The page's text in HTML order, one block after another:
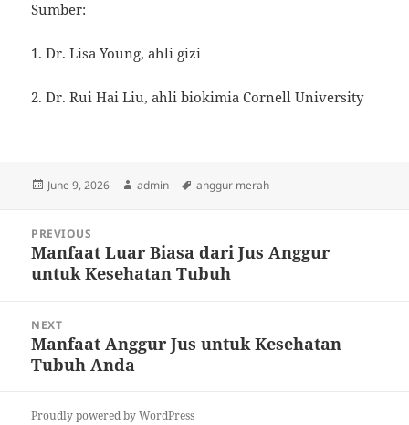
Sumber:
1. Dr. Lisa Young, ahli gizi
2. Dr. Rui Hai Liu, ahli biokimia Cornell University
Posted
June 9, 2026 Author
admin Tags
anggur merah
navigation
PREVIOUS
Previous
post:
Manfaat Luar Biasa dari Jus Anggur
untuk Kesehatan Tubuh
NEXT
Next
post:
Manfaat Anggur Jus untuk Kesehatan
Tubuh Anda
Proudly powered by WordPress